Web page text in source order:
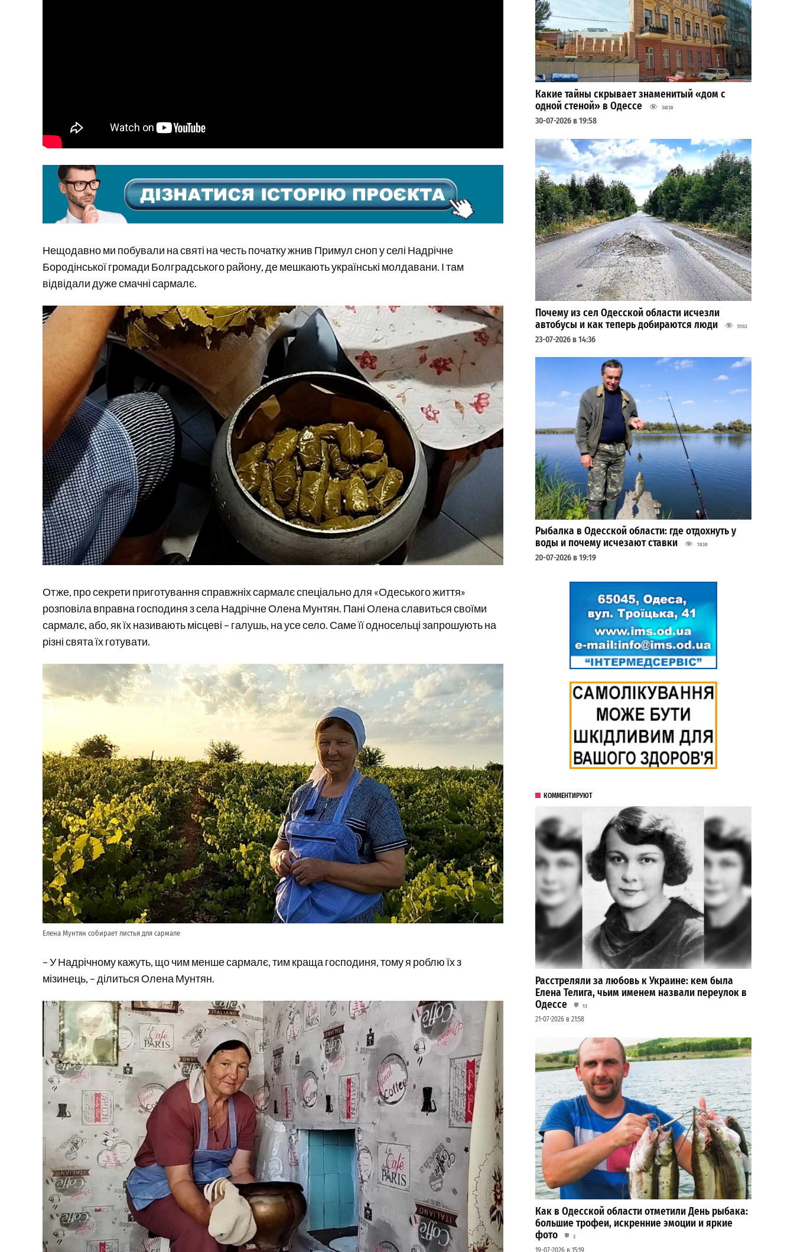
Нещодавно ми побували на святі на честь початку жнив Примул сноп у селі Надрічне
Бородінської громади Болградського району, де мешкають українські молдавани. І там
відвідали дуже смачні сармалє.
Отже, про секрети приготування справжніх сармалє спеціально для «Одеського життя»
розповіла вправна господиня з села Надрічне Олена Мунтян. Пані Олена славиться своїми
сармалє, або, як їх називають місцеві – галушь, на усе село. Саме її односельці запрошують на
різні свята їх готувати.
Елена Мунтян собирает листья для сармале
– У Надрічному кажуть, що чим менше сармалє, тим краща господиня, тому я роблю їх з
мізинець, – ділиться Олена Мунтян.
Какие тайны скрывает знаменитый «дом с
одной стеной» в Одессе
34138
30-07-2026 в 19:58
Почему из сел Одесской области исчезли
автобусы и как теперь добираются люди
5102
23-07-2026 в 14:36
Рыбалка в Одесской области: где отдохнуть у
воды и почему исчезают ставки
1030
20-07-2026 в 19:19
КОММЕНТИРУЮТ
Расстреляли за любовь к Украине: кем была
Елена Телига, чьим именем назвали переулок в
Одессе
13
21-07-2026 в 21:58
Как в Одесской области отметили День рыбака:
большие трофеи, искренние эмоции и яркие
фото
3
19-07-2026 в 15:19